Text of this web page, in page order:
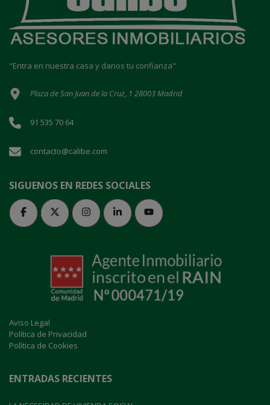
"Entra en nuestra casa y danos tu confianza"
Plaza de San Juan de la Cruz, 1 28003 Madrid
91 535 70 64
contacto@calibe.com
SIGUENOS EN REDES SOCIALES
Aviso Legal
Política de Privacidad
Política de Cookies
ENTRADAS RECIENTES